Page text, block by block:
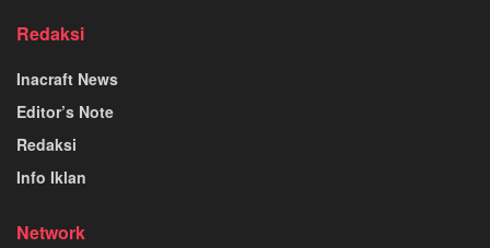
Redaksi
Inacraft News
Editor’s Note
Redaksi
Info Iklan
Network